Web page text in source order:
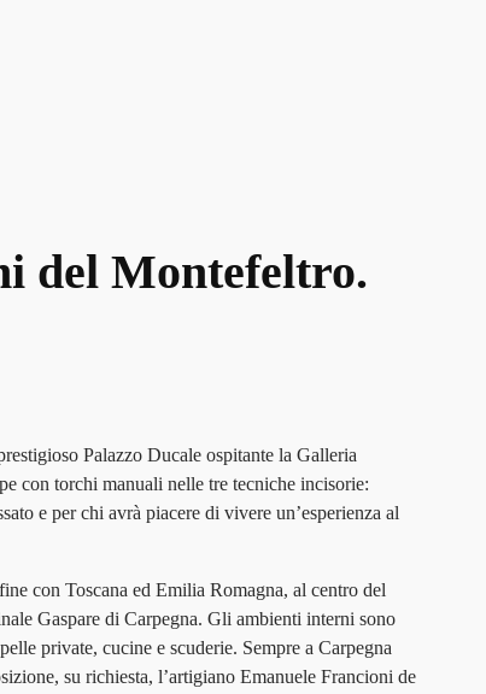
del Montefeltro.
Palazzo Ducale ospitante la Galleria
con torchi manuali nelle tre tecniche incisorie:
e per chi avrà piacere di vivere un’esperienza al
con Toscana ed Emilia Romagna, al centro del
Gaspare di Carpegna. Gli ambienti interni sono
private, cucine e scuderie. Sempre a Carpegna
su richiesta, l’artigiano Emanuele Francioni de